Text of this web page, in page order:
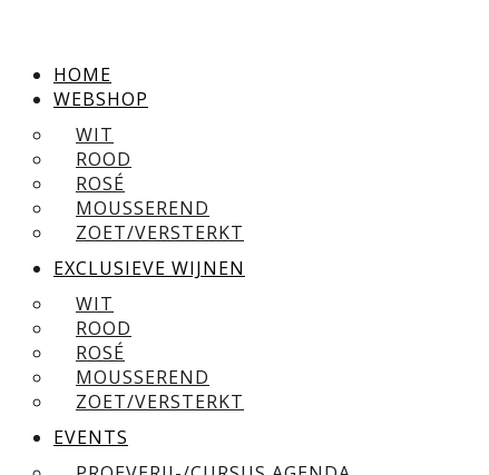
HOME
WEBSHOP
WIT
ROOD
ROSÉ
MOUSSEREND
ZOET/VERSTERKT
EXCLUSIEVE WIJNEN
WIT
ROOD
ROSÉ
MOUSSEREND
ZOET/VERSTERKT
EVENTS